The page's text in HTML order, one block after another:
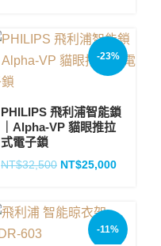
-23%
PHILIPS 飛利浦智能鎖
｜Alpha-VP 貓眼推拉
式電子鎖
NT$32,500 NT$25,000
-11%